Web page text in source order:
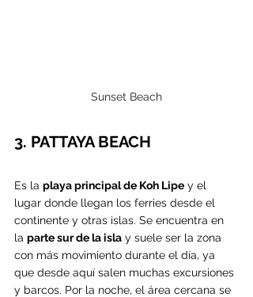
Sunset Beach
3. PATTAYA BEACH
Es la playa principal de Koh Lipe y el
lugar donde llegan los ferries desde el
continente y otras islas. Se encuentra en
la parte sur de la isla y suele ser la zona
con más movimiento durante el día, ya
que desde aquí salen muchas excursiones
y barcos. Por la noche, el área cercana se